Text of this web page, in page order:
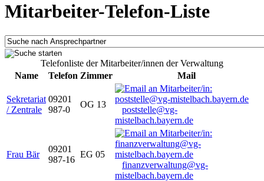
Mitarbeiter-Telefon-Liste
Telefonliste der Mitarbeiter/innen der Verwaltung
Name
Telefon Zimmer Mail
Sekretariat
/ Zentrale
09201
987-0
OG 13
poststelle@vg-
mistelbach.bayern.de
Frau Bär
09201
987-16
EG 05
finanzverwaltung@vg-
mistelbach.bayern.de